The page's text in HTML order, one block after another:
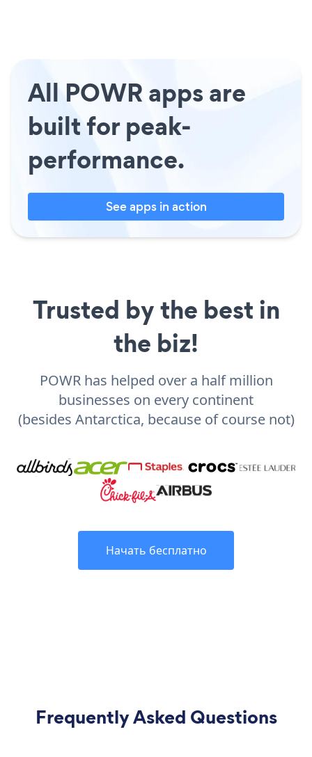
All POWR apps are
built for peak-
performance.
See apps in action
Trusted by the best in
the biz!
POWR has helped over a half million
businesses on every continent
(besides Antarctica, because of course not)
Начать бесплатно
Frequently Asked Questions